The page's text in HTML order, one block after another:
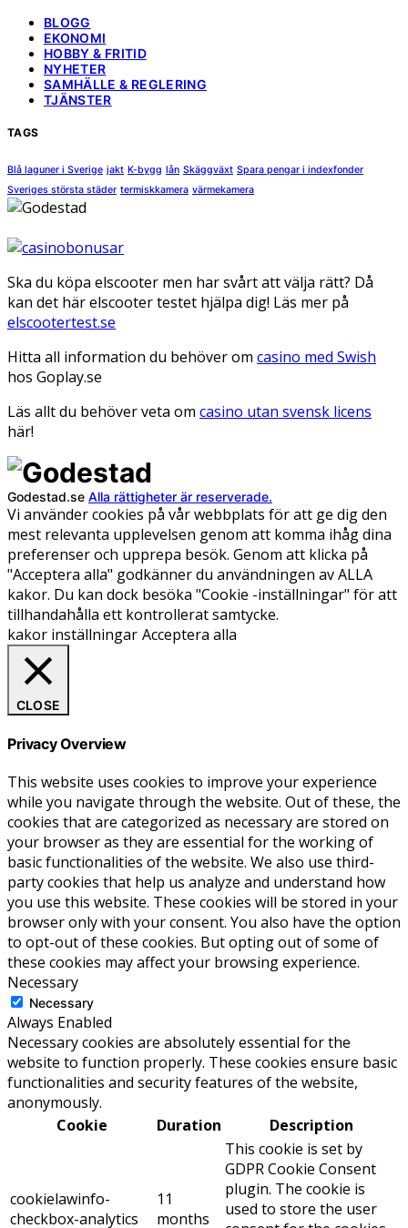
BLOGG
EKONOMI
HOBBY & FRITID
NYHETER
SAMHÄLLE & REGLERING
TJÄNSTER
TAGS
Blå laguner i Sverige jakt K-bygg lån Skäggväxt Spara pengar i indexfonder
Sveriges största städer termiskkamera värmekamera
Ska du köpa elscooter men har svårt att välja rätt? Då
kan det här elscooter testet hjälpa dig! Läs mer på
elscootertest.se
Hitta all information du behöver om casino med Swish
hos Goplay.se
Läs allt du behöver veta om casino utan svensk licens
här!
Godestad.se Alla rättigheter är reserverade.
Vi använder cookies på vår webbplats för att ge dig den
mest relevanta upplevelsen genom att komma ihåg dina
preferenser och upprepa besök. Genom att klicka på
"Acceptera alla" godkänner du användningen av ALLA
kakor. Du kan dock besöka "Cookie -inställningar" för att
tillhandahålla ett kontrollerat samtycke.
kakor inställningar Acceptera alla
CLOSE
Privacy Overview
This website uses cookies to improve your experience
while you navigate through the website. Out of these, the
cookies that are categorized as necessary are stored on
your browser as they are essential for the working of
basic functionalities of the website. We also use third-
party cookies that help us analyze and understand how
you use this website. These cookies will be stored in your
browser only with your consent. You also have the option
to opt-out of these cookies. But opting out of some of
these cookies may affect your browsing experience.
Necessary
Necessary
Always Enabled
Necessary cookies are absolutely essential for the
website to function properly. These cookies ensure basic
functionalities and security features of the website,
anonymously.
Cookie
Duration Description
cookielawinfo-
checkbox-analytics
11
months
This cookie is set by
GDPR Cookie Consent
plugin. The cookie is
used to store the user